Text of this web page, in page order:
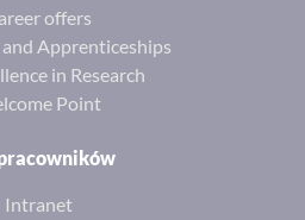
offers
Apprenticeships
in Research
Point
Intranet